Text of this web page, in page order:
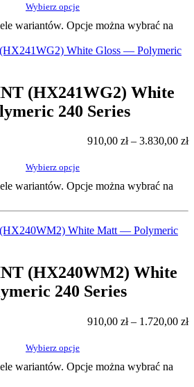
Wybierz opcje
wariantów. Opcje można wybrać na
(HX241WG2) White
240 Series
910,00 zł– 3.830,00 zł
Wybierz opcje
wariantów. Opcje można wybrać na
(HX240WM2) White
240 Series
910,00 zł– 1.720,00 zł
Wybierz opcje
wariantów. Opcje można wybrać na